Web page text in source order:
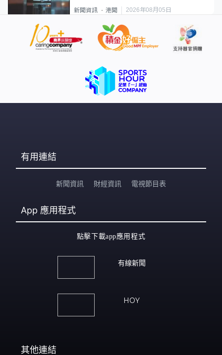
新聞資訊 港聞 2026年08月05日
有用連結
新聞資訊 財經資訊 電視節目表
App 應用程式
點擊下載app應用程式
有線新聞
HOY
其他連結